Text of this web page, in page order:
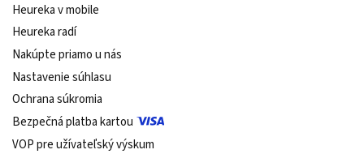
Heureka v mobile
Heureka radí
Nakúpte priamo u nás
Nastavenie súhlasu
Ochrana súkromia
Bezpečná platba kartou
VOP pre užívateľský výskum